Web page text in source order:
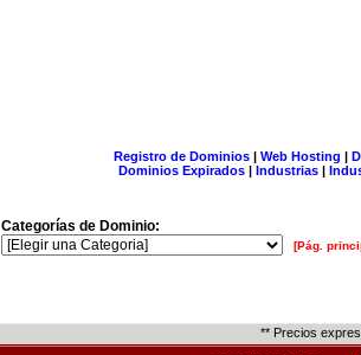
Registro de Dominios| Web Hosting |
Dominios Expirados | Industrias |
Categorías de Dominio:
[Pág.
** Precios